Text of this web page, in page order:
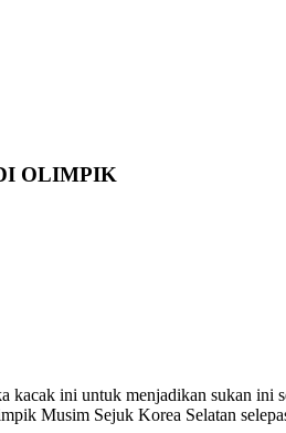
OLIMPIK
ini untuk menjadikan sukan ini
Musim Sejuk Korea Selatan